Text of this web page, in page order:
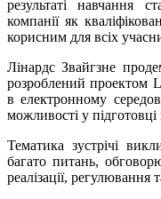
результаті навчання
компанії як
корисним для всіх
Лінардс Звайгзне
розроблений проектом
в електронному
можливості у
Тематика зустрічі
багато питань,
реалізації, регулювання